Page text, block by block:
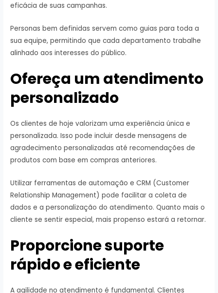
eficácia de suas campanhas.
Personas bem definidas servem como guias para toda a
sua equipe, permitindo que cada departamento trabalhe
alinhado aos interesses do público.
Ofereça um atendimento
personalizado
Os clientes de hoje valorizam uma experiência única e
personalizada. Isso pode incluir desde mensagens de
agradecimento personalizadas até recomendações de
produtos com base em compras anteriores.
Utilizar ferramentas de automação e CRM (Customer
Relationship Management) pode facilitar a coleta de
dados e a personalização do atendimento. Quanto mais o
cliente se sentir especial, mais propenso estará a retornar.
Proporcione suporte
rápido e eficiente
A agilidade no atendimento é fundamental. Clientes